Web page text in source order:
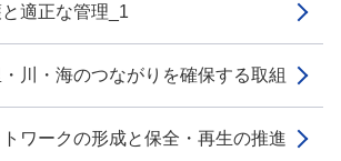
適正な管理_1
川・海のつながりを確保する取組
ワークの形成と保全・再生の推進